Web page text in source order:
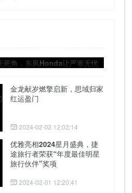
金龙献岁燃擎启新，思域归家
红运盈门
2024-02-02 12:02:14
优雅亮相2024星月盛典，捷
途旅行者荣获“年度最佳明星
旅行伙伴”奖项
2024-02-01 12:20:41